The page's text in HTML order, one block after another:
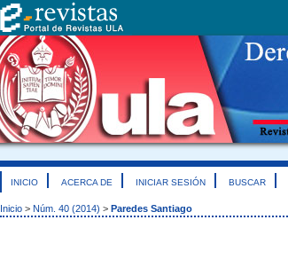
INICIO ACERCA DE INICIAR SESIÓN BUSCAR
Inicio > Núm. 40 (2014) > Paredes Santiago